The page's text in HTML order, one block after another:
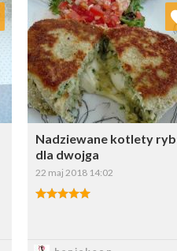
Nadziewane kotlety
dla dwojga
22 maj 2018 14:02
Dodaj do
Wybierz